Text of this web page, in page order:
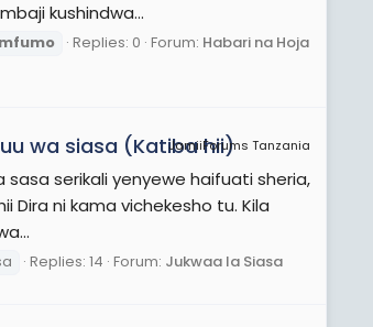
kushindwa...
mfumo Replies: 0 Forum: Habari na Hoja
JamiiForums Tanzania
wa siasa (Katiba hii)
serikali yenyewe haifuati sheria,
Dira ni kama vichekesho tu. Kila
Replies: 14 Forum: Jukwaa la Siasa